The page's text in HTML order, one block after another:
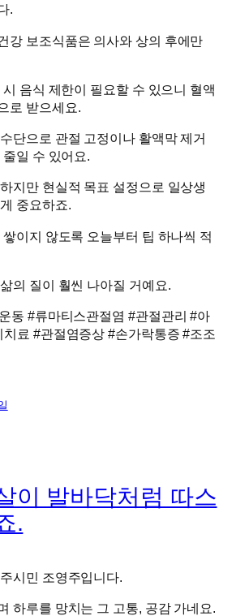
.
강 보조식품은 의사와 상의 후에만
음식 제한이 필요할 수 있으니 혈액
로 받으세요.
단으로 관절 고정이나 활액막 제거
일 수 있어요.
지만 현실적 목표 설정으로 일상생
중요하죠.
이지 않도록 오늘부터 팁 하나씩 적
의 질이 훨씬 나아질 거예요.
동 #류마티스관절염 #관절관리 #아
치료 #관절염증상 #손가락통증 #조조
이 발바닥처럼 따스
.
시민 조영주입니다.
하루를 망치는 그 고통, 공감 가네요.